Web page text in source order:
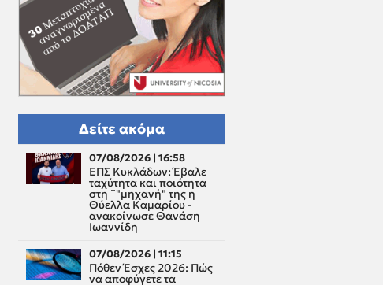
Δείτε ακόμα
07/08/2026 | 16:58
ΕΠΣ Κυκλάδων: Έβαλε
ταχύτητα και ποιότητα
στη ¨"μηχανή" της η
Θύελλα Καμαρίου -
ανακοίνωσε Θανάση
Ιωαννίδη
07/08/2026 | 11:15
Πόθεν Έσχες 2026: Πώς
να αποφύγετε τα